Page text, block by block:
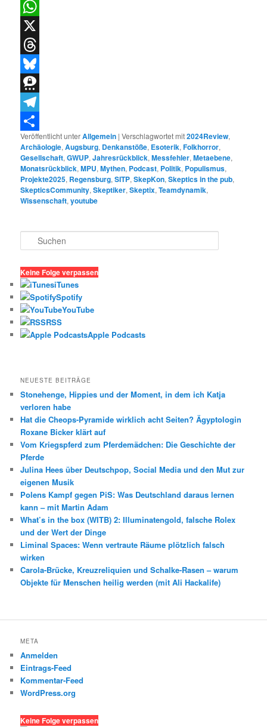
LinkedIn
WhatsApp
X
Threads
Bluesky
Threema
Telegram
Teilen
Veröffentlicht unterAllgemein |Verschlagwortet mit2024Review,
Archäologie,Augsburg, Denkanstöße, Esoterik,Folkhorror,
Gesellschaft,GWUP,Jahresrückblick,Messfehler,Metaebene,
Monatsrückblick,MPU,Mythen, Podcast, Politik, Populismus,
Projekte2025, Regensburg,SITP,SkepKon,Skeptics in the pub,
SkepticsCommunity,Skeptiker,Skeptix,Teamdynamik,
Wissenschaft,youtube
u
h
e
n
Keine Folge verpassen
iTunes
Spotify
YouTube
RSS
Apple Podcasts
NEUESTE BEITRÄGE
Stonehenge, Hippies und der Moment, in dem ich Katja
verloren habe
Hat die Cheops-Pyramide wirklich acht Seiten? Ägyptologin
Roxane Bicker klärt auf
Vom Kriegspferd zum Pferdemädchen: Die Geschichte der
Pferde
Julina Hees über Deutschpop, Social Media und den Mut zur
eigenen Musik
Polens Kampf gegen PiS: Was Deutschland daraus lernen
kann – mit Martin Adam
What’s in the box (WITB) 2: Illuminatengold, falsche Rolex
und der Wert der Dinge
Liminal Spaces: Wenn vertraute Räume plötzlich falsch
wirken
Carola-Brücke, Kreuzreliquien und Schalke-Rasen – warum
Objekte für Menschen heilig werden (mit Ali Hackalife)
META
Anmelden
Eintrags-Feed
Kommentar-Feed
WordPress.org
Keine Folge verpassen